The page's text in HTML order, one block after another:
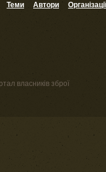
Теми Автори
власників зброї